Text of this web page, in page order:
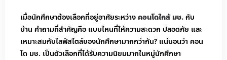
เมื่อนักศึกษาต้องเลือกที่อยู่อาศัยระหว่างคอนโดใกล้ มช.กับ
บ้าน คำถามที่สำคัญคือ แบบไหนที่ให้ความสะดวก ปลอดภัย และ
เหมาะสมกับไลฟ์สไตล์ของนักศึกษามากกว่ากัน? แน่นอนว่า คอน
โด มช. เป็นตัวเลือกที่ได้รับความนิยมมากในหมู่นักศึกษา